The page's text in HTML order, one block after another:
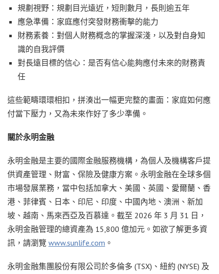
規劃視野：規劃目光遠近，短則數月，長則逾五年
應急準備：家庭應付突發財務衝擊的能力
財務素養：對個人財務概念的掌握深淺，以及對自身知
識的自我評價
對長遠目標的信心：是否有信心能夠應付未來的財務責
任
這些範疇環環相扣，拼湊出一幅更完整的畫面：家庭如何應
付當下壓力，又為未來作好了多少準備。
關於永明金融
永明金融是主要的國際金融服務機構，為個人及機構客戶提
供資產管理、財富、保險及健康方案。永明金融在全球多個
市場發展業務，當中包括加拿大、美國、英國、愛爾蘭、香
港、菲律賓、日本、印尼、印度、中國內地、澳洲、新加
坡、越南、馬來西亞及百慕達。截至 2026 年 3 月 31 日，
永明金融管理的總資產為 15,800 億加元。如欲了解更多資
訊，請瀏覽 www.sunlife.com 。
永明金融集團股份有限公司於多倫多 (TSX)、紐約 (NYSE) 及